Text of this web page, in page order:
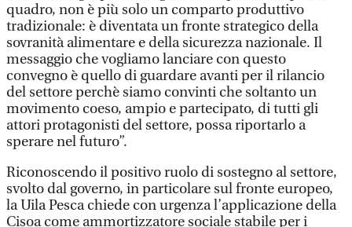
quadro, non è più solo un comparto produttivo
tradizionale: è diventata un fronte strategico della
sovranità alimentare e della sicurezza nazionale. Il
messaggio che vogliamo lanciare con questo
convegno è quello di guardare avanti per il rilancio
del settore perchè siamo convinti che soltanto un
movimento coeso, ampio e partecipato, di tutti gli
attori protagonisti del settore, possa riportarlo a
sperare nel futuro”.
Riconoscendo il positivo ruolo di sostegno al settore,
svolto dal governo, in particolare sul fronte europeo,
la Uila Pesca chiede con urgenza l’applicazione della
Cisoa come ammortizzatore sociale stabile per i